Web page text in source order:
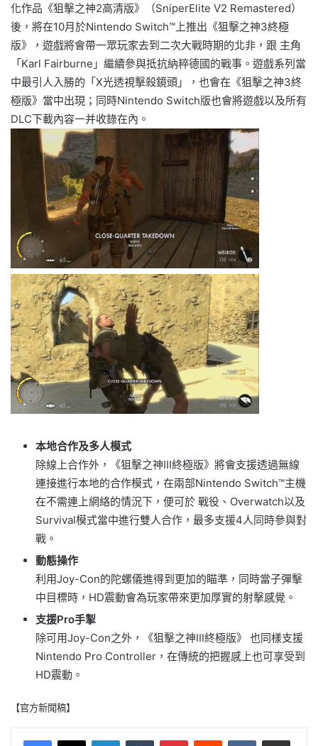
化作品《狙擊之神2高清版》（SniperElite V2 Remastered）
後，將在10月於Nintendo Switch™上推出《狙擊之神3終極
版》，遊戲將會帶一眾玩家去到二次大戰時期的北非，跟 主角
「Karl Fairburne」繼續參與抵抗納粹德國的戰事。遊戲系列當
中最引人入勝的「X光透視擊殺鏡頭」，也會在《狙擊之神3終
極版》當中出現；同時Nintendo Switch版也會將遊戲以及所有
DLC下載內容一并收錄在內。
本地合作及多人模式
除線上合作外，《狙擊之神III終極版》將會支援透過無線
連接進行本地的合作模式，在兩部Nintendo Switch™主機
在不需連上網絡的情況下，便可於 戰役、Overwatch以及
Survival模式當中進行雙人合作，最多支援4人同時參與對
戰。
動態操作
利用Joy-Con的陀螺儀進得到更加的瞄準，同時當子彈擊
中目標時，HD震動會為玩家帶來更加厚實的射擊感覺。
支援Pro手掣
除可用Joy-Con之外，《狙擊之神III終極版》 也同樣支援
Nintendo Pro Controller，在傳統的把握感上也可享受到
HD震動。
【官方新聞稿】
LinkedInTumblr PinterestReddit VKontakteShare via Email